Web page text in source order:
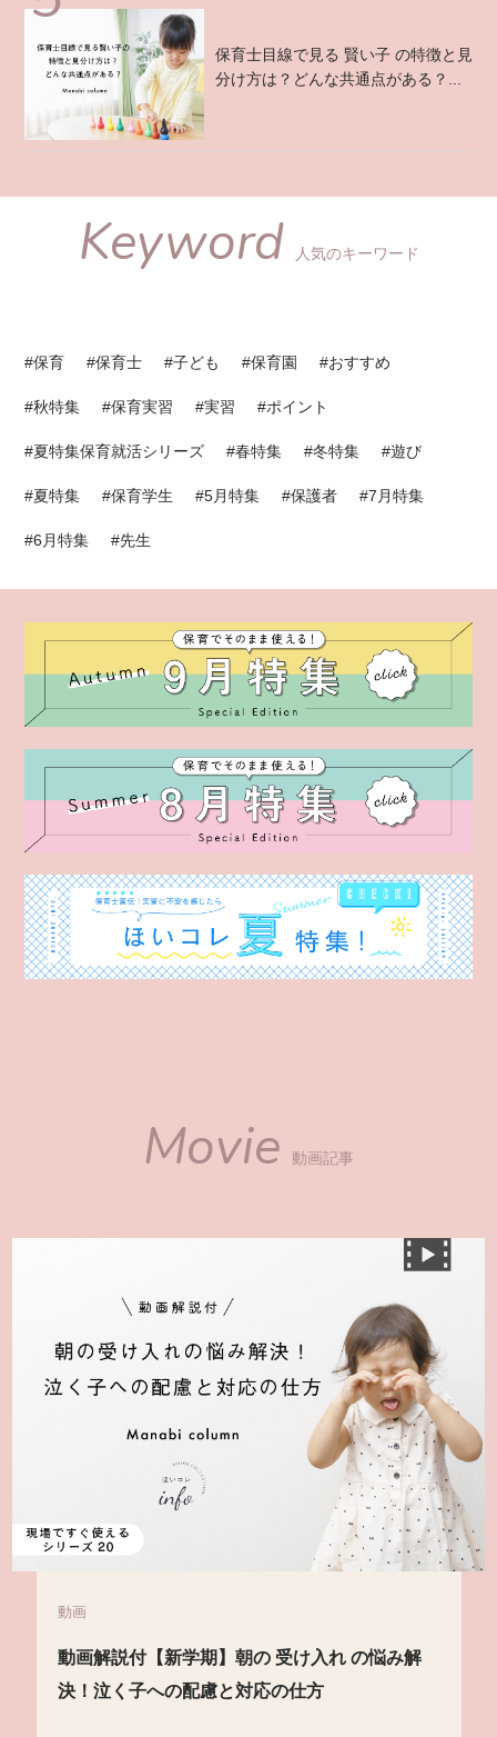
保育士目線で見る 賢い子 の特徴と見
分け方は？どんな共通点がある？...
Keyword 人気のキーワード
#保育 #保育士 #子ども #保育園 #おすすめ
#秋特集 #保育実習 #実習 #ポイント
#夏特集保育就活シリーズ #春特集 #冬特集 #遊び
#夏特集 #保育学生 #5月特集 #保護者 #7月特集
#6月特集 #先生
Movie 動画記事
動画
動画解説付【新学期】朝の 受け入れ の悩み解
決！泣く子への配慮と対応の仕方